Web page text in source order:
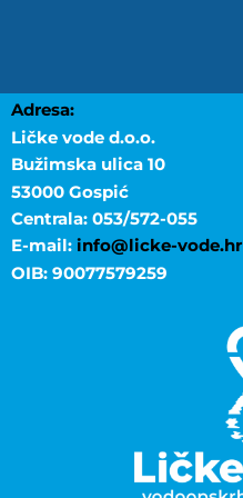
Adresa:
Ličke vode d.o.o.
Bužimska ulica 10
53000 Gospić
Centrala: 053/572-055
E-mail: info@licke-vode.hr
OIB: 90077579259